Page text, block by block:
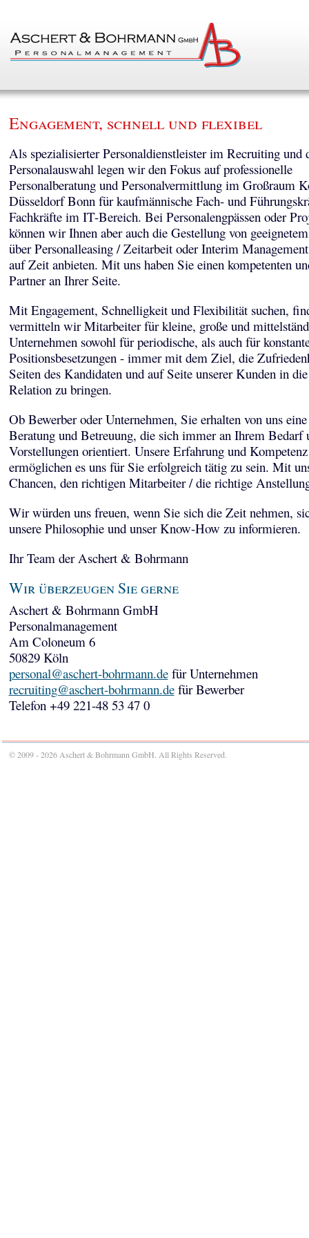
Engagement, schnell und flexibel
Als spezialisierter Personaldienstleister im Recruiting und
Personalauswahl legen wir den Fokus auf professionelle
Personalberatung und Personalvermittlung im Großraum
Düsseldorf Bonn für kaufmännische Fach- und
Fachkräfte im IT-Bereich. Bei Personalengpässen oder
können wir Ihnen aber auch die Gestellung von
über Personalleasing / Zeitarbeit oder Interim
auf Zeit anbieten. Mit uns haben Sie einen kompetenten
Partner an Ihrer Seite.
Mit Engagement, Schnelligkeit und Flexibilität suchen,
vermitteln wir Mitarbeiter für kleine, große und
Unternehmen sowohl für periodische, als auch für
Positionsbesetzungen - immer mit dem Ziel, die
Seiten des Kandidaten und auf Seite unserer Kunden in
Relation zu bringen.
Ob Bewerber oder Unternehmen, Sie erhalten von uns
Beratung und Betreuung, die sich immer an Ihrem Bedarf
Vorstellungen orientiert. Unsere Erfahrung und Kompetenz
ermöglichen es uns für Sie erfolgreich tätig zu sein. Mit
Chancen, den richtigen Mitarbeiter / die richtige
Wir würden uns freuen, wenn Sie sich die Zeit nehmen,
unsere Philosophie und unser Know-How zu informieren.
Ihr Team der Aschert & Bohrmann
Wir überzeugen Sie gerne
Aschert & Bohrmann GmbH
Personalmanagement
Am Coloneum 6
50829 Köln
personal@aschert-bohrmann.defür Unternehmen
recruiting@aschert-bohrmann.defür Bewerber
Telefon +49 221-48 53 47 0
© 2009 - 2026 Aschert & Bohrmann GmbH. All Rights Reserved.